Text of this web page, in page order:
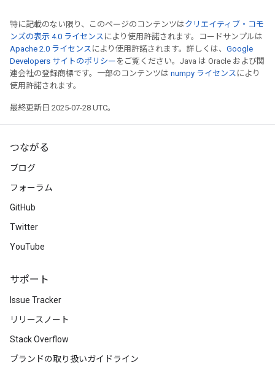
特に記載のない限り、このページのコンテンツはクリエイティブ・コモ
ンズの表示 4.0 ライセンス により使用許諾されます。コードサンプルは
Apache 2.0 ライセンス により使用許諾されます。詳しくは、 Google
Developers サイトのポリシー をご覧ください。Java は Oracle および関
連会社の登録商標です。一部のコンテンツは numpy ライセンス により
使用許諾されます。
最終更新日 2025-07-28 UTC。
つながる
ブログ
フォーラム
GitHub
Twitter
YouTube
サポート
Issue Tracker
リリースノート
Stack Overflow
ブランドの取り扱いガイドライン